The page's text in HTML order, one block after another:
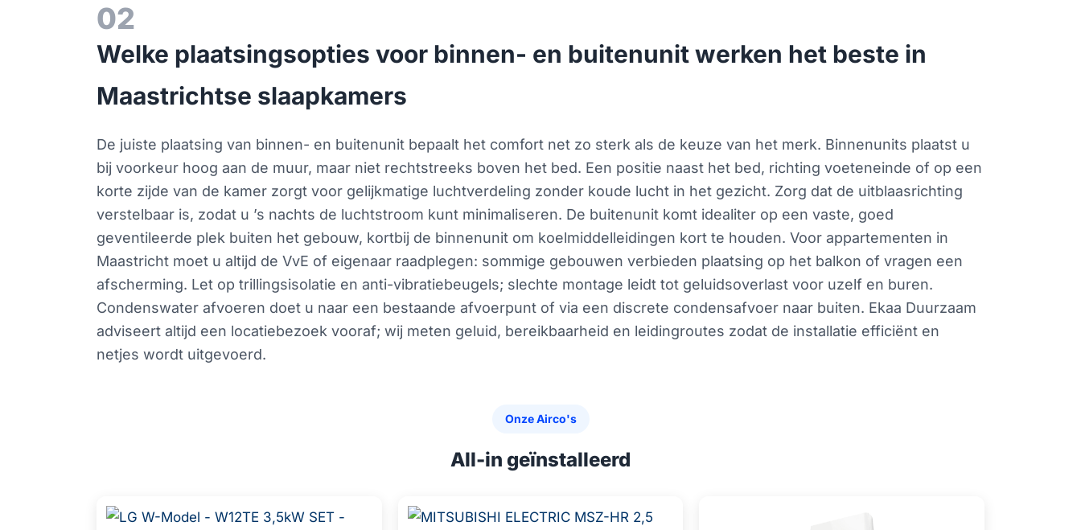
02
Welke plaatsingsopties voor binnen- en buitenunit werken het beste in
Maastrichtse slaapkamers
De juiste plaatsing van binnen- en buitenunit bepaalt het comfort net zo sterk als de keuze van het merk. Binnenunits plaatst u
bij voorkeur hoog aan de muur, maar niet rechtstreeks boven het bed. Een positie naast het bed, richting voeteneinde of op een
korte zijde van de kamer zorgt voor gelijkmatige luchtverdeling zonder koude lucht in het gezicht. Zorg dat de uitblaasrichting
verstelbaar is, zodat u ’s nachts de luchtstroom kunt minimaliseren. De buitenunit komt idealiter op een vaste, goed
geventileerde plek buiten het gebouw, kortbij de binnenunit om koelmiddelleidingen kort te houden. Voor appartementen in
Maastricht moet u altijd de VvE of eigenaar raadplegen: sommige gebouwen verbieden plaatsing op het balkon of vragen een
afscherming. Let op trillingsisolatie en anti-vibratiebeugels; slechte montage leidt tot geluidsoverlast voor uzelf en buren.
Condenswater afvoeren doet u naar een bestaande afvoerpunt of via een discrete condensafvoer naar buiten. Ekaa Duurzaam
adviseert altijd een locatiebezoek vooraf; wij meten geluid, bereikbaarheid en leidingroutes zodat de installatie efficiënt en
netjes wordt uitgevoerd.
Onze Airco's
All-in geïnstalleerd